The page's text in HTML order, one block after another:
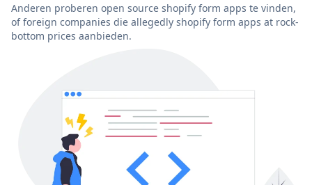
Anderen proberen open source shopify form apps te vinden,
of foreign companies die allegedly shopify form apps at rock-
bottom prices aanbieden.